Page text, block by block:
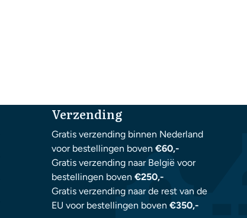
Verzending
Gratis verzending binnen Nederland
voor bestellingen boven€60,-
Gratis verzending naar België voor
bestellingen boven€250,-
Gratis verzending naar de rest van de
EU voor bestellingen boven€350,-